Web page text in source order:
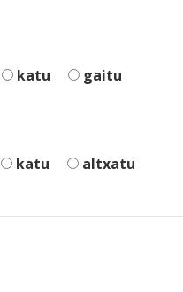
katu gaitu
katu altxatu